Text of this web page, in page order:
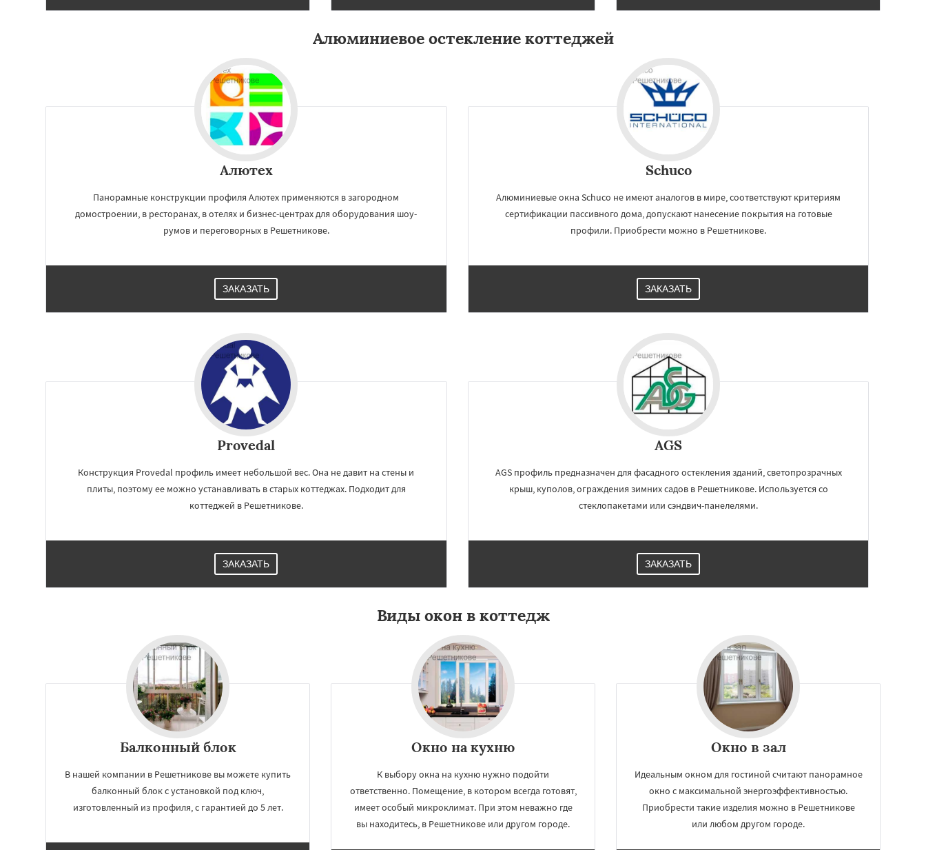
Работаем по
регионам
×
Томилино
Фосфоритный
Черкизово
Черусти
Алюминиевое остекление коттеджей
Алютех
Панорамные конструкции профиля Алютех применяются в загородном
домостроении, в ресторанах, в отелях и бизнес-центрах для оборудования шоу-
румов и переговорных в Решетникове.
ЗАКАЗАТЬ
Schuco
Алюминиевые окна Schuco не имеют аналогов в мире, соответствуют критериям
сертификации пассивного дома, допускают нанесение покрытия на готовые
профили. Приобрести можно в Решетникове.
ЗАКАЗАТЬ
Provedal
Конструкция Provedal профиль имеет небольшой вес. Она не давит на стены и
плиты, поэтому ее можно устанавливать в старых коттеджах. Подходит для
коттеджей в Решетникове.
ЗАКАЗАТЬ
AGS
AGS профиль предназначен для фасадного остекления зданий, светопрозрачных
крыш, куполов, ограждения зимних садов в Решетникове. Используется со
стеклопакетами или сэндвич-панелелями.
ЗАКАЗАТЬ
Виды окон в коттедж
Балконный блок
В нашей компании в Решетникове вы можете купить
балконный блок с установкой под ключ,
изготовленный из профиля, с гарантией до 5 лет.
Окно на кухню
К выбору окна на кухню нужно подойти
ответственно. Помещение, в котором всегда готовят,
имеет особый микроклимат. При этом неважно где
вы находитесь, в Решетникове или другом городе.
Окно в зал
Идеальным окном для гостиной считают панорамное
окно с максимальной энергоэффективностью.
Приобрести такие изделия можно в Решетникове
или любом другом городе.
×